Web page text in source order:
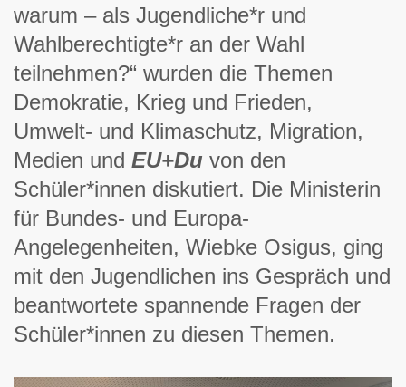
warum – als Jugendliche*r und
Wahlberechtigte*r an der Wahl
teilnehmen?“ wurden die Themen
Demokratie, Krieg und Frieden,
Umwelt- und Klimaschutz, Migration,
Medien und EU+Du von den
Schüler*innen diskutiert. Die Ministerin
für Bundes- und Europa-
Angelegenheiten, Wiebke Osigus, ging
mit den Jugendlichen ins Gespräch und
beantwortete spannende Fragen der
Schüler*innen zu diesen Themen.